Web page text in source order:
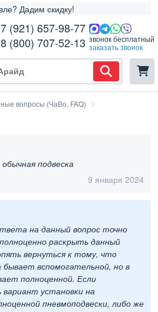
Дадим скидку!
7 (921) 657-98-77
8 (800) 707-52-13 звонок бесплатный
заказать звонок
вопросы (ЧаВо, FAQ)
подвеска
9 января 2024
на данный вопрос точно
раскрыть данный
вернуться к тому, что
бывает вспомогательной, но в
полноценной. Если
установки на
пневмоподвески, либо же